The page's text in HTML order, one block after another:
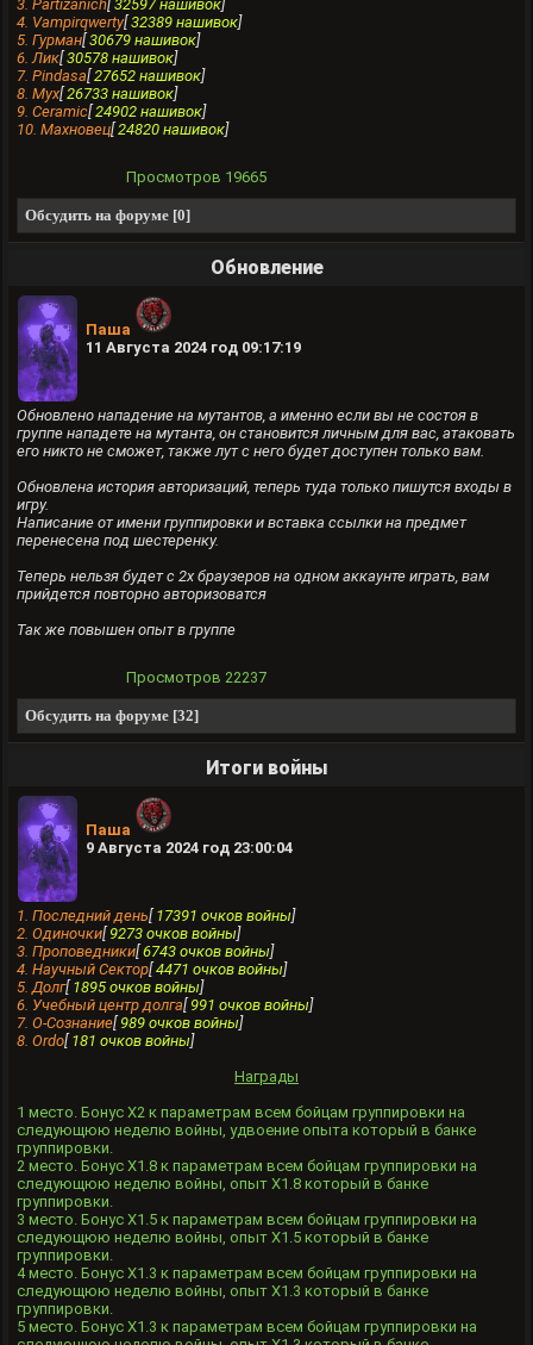
3. Partizanich[ 32597 нашивок]
4. Vampirqwerty[ 32389 нашивок]
5. Гурман[ 30679 нашивок]
6. Лик[ 30578 нашивок]
7. Pindasa[ 27652 нашивок]
8. Мух[ 26733 нашивок]
9. Ceramic[ 24902 нашивок]
10. Махновец[ 24820 нашивок]
Просмотров 19665
Обсудить на форуме [0]
Обновление
Паша
11 Августа 2024 год 09:17:19
Обновлено нападение на мутантов, а именно если вы не состоя в
группе нападете на мутанта, он становится личным для вас, атаковать
его никто не сможет, также лут с него будет доступен только вам.
Обновлена история авторизаций, теперь туда только пишутся входы в
игру.
Написание от имени группировки и вставка ссылки на предмет
перенесена под шестеренку.
Теперь нельзя будет с 2х браузеров на одном аккаунте играть, вам
прийдется повторно авторизоватся
Так же повышен опыт в группе
Просмотров 22237
Обсудить на форуме [32]
Итоги войны
Паша
9 Августа 2024 год 23:00:04
1. Последний день[ 17391 очков войны]
2. Одиночки[ 9273 очков войны]
3. Проповедники[ 6743 очков войны]
4. Научный Сектор[ 4471 очков войны]
5. Долг[ 1895 очков войны]
6. Учебный центр долга[ 991 очков войны]
7. О-Сознание[ 989 очков войны]
8. Ordo[ 181 очков войны]
Награды
1 место. Бонус X2 к параметрам всем бойцам группировки на
следующюю неделю войны, удвоение опыта который в банке
группировки.
2 место. Бонус X1.8 к параметрам всем бойцам группировки на
следующюю неделю войны, опыт Х1.8 который в банке
группировки.
3 место. Бонус X1.5 к параметрам всем бойцам группировки на
следующюю неделю войны, опыт Х1.5 который в банке
группировки.
4 место. Бонус X1.3 к параметрам всем бойцам группировки на
следующюю неделю войны, опыт Х1.3 который в банке
группировки.
5 место. Бонус X1.3 к параметрам всем бойцам группировки на